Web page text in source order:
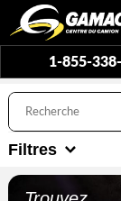
1-855-
Filtres